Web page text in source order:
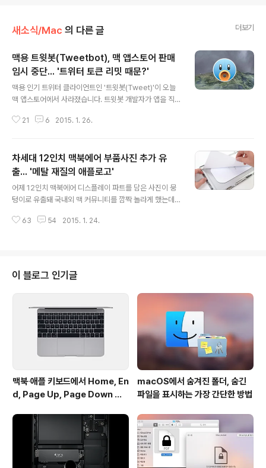
새소식/Mac 의 다른 글 더보기
맥용 트윗봇(Tweetbot), 맥 앱스토어 판매
임시 중단... '트위터 토큰 리밋 때문?'
맥용 인기 트위터 클라이언트인 '트윗봇(Tweet)'이 오늘
맥 앱스토어에서 사라졌습니다. 트윗봇 개발자가 앱을 직
할 수 없는 것은 물론, 기존 구매자도 트위터 계정을 새로
이 설치돼 있고, 트윗봇에 대한 트위터 계정의 인증이 완료
된 상태라면 앱을 정상적으로 이용할 수 있습니다. 더불어
나중에 iOS용 트윗봇으로 불길이 뻗칠지 모르지만, 당장은
맥용 트윗봇에 한정된 이슈입니다. 맥 앱스토어에서 트윗
없는 것에 대해 아직 이렇다 할 개발자의 공식적인 입장은
21 6 2015. 1. 26.
차세대 12인치 맥북에어 부품사진 추가 유
출... '메탈 재질의 애플로고'
어제 12인치 맥북에어 디스플레이 파트를 담은 사진이 뭉
텅이로 유출돼 국내외 맥 커뮤니티를 깜짝 놀라게 했는데
왔습니다.프랑스 IT매체 'Nowhereelse' 사이트에 애플
용하는 곳입니다.이 사진이 진짜인지 여부는 현시점에서는
확실치 않습니다만, 어제 유출된 사진에 이어 이번에도 애
플로고가 메탈 재질로 제작돼 있어 불빛을 점등할 수 없게
됐다는 추측에 힘이 실리고 있습니다. 또 가공이 완료된 것
인지 불분명하지만 아이폰이나 아이패드에 들어가는 검은
색 애플로고와는 다르게, 아무런 도색 처..
63 54 2015. 1. 24.
이 블로그 인기글
맥북∙애플 키보드에서 Home, En
d, Page Up, Page Down 키
macOS에서 숨겨진 폴더, 숨긴
파일을 표시하는 가장 간단한 방법